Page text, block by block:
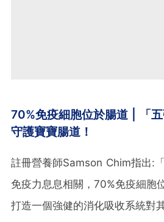
70%免疫細胞位於腸道 | 「
守護寶寶腸道！
註冊營養師Samson Chim指出:
免疫力息息相關，70%免疫細胞
打造一個強健的消化吸收系統對